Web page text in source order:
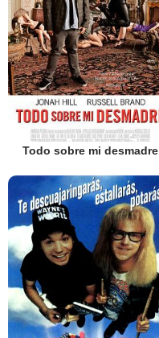
Todo sobre mi desmadre